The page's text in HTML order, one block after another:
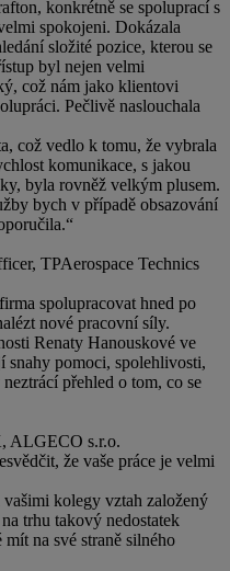
konkrétně se spoluprací s
spokojeni. Dokázala
složité pozice, kterou se
byl nejen velmi
což nám jako klientovi
Pečlivě naslouchala
což vedlo k tomu, že vybrala
komunikace, s jakou
byla rovněž velkým plusem.
bych v případě obsazování
TPAerospace Technics
spolupracovat hned po
nové pracovní síly.
Renaty Hanouskové ve
snahy pomoci, spolehlivosti,
přehled o tom, co se
ALGECO s.r.o.
že vaše práce je velmi
kolegy vztah založený
trhu takový nedostatek
na své straně silného